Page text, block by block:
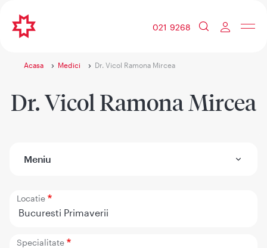
021 9268
Acasa Medici Dr. Vicol Ramona Mircea
Dr. Vicol Ramona Mircea
Meniu
Locatie
Bucuresti Primaverii
Specialitate